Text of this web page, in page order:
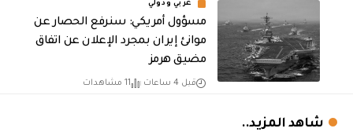
عربي ودولي
مسؤول أمريكي: سنرفع الحصار عن
موانئ إيران بمجرد الإعلان عن اتفاق
مضيق هرمز
قبل 4 ساعات 11 مشاهدات
شاهد المزيد..